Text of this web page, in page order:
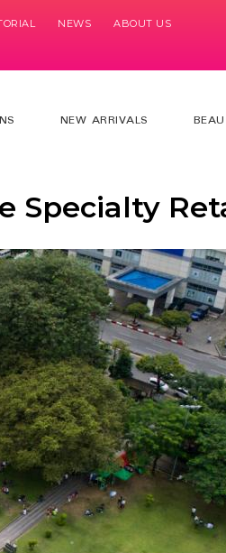
NEWS ABOUT US
NEW ARRIVALS
Specialty